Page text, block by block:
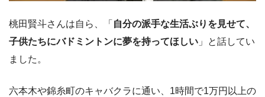
桃田賢斗さんは自ら、「 自分の派手な生活ぶりを見せて、
子供たちにバドミントンに夢を持ってほしい 」と話してい
ました。
六本木や錦糸町のキャバクラに通い、1時間で1万円以上の